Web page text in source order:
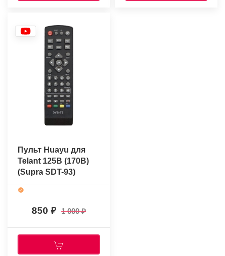
Пульт Huayu для
Telant 125B (170B)
(Supra SDT-93)
850 1 000